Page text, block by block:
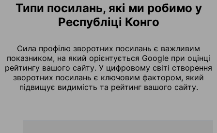
Типи посилань, які ми робимо у
Республіці Конго
Сила профілю зворотних посилань є важливим
показником, на який орієнтується Google при оцінці
рейтингу вашого сайту. У цифровому світі створення
зворотних посилань є ключовим фактором, який
підвищує видимість та рейтинг вашого сайту.